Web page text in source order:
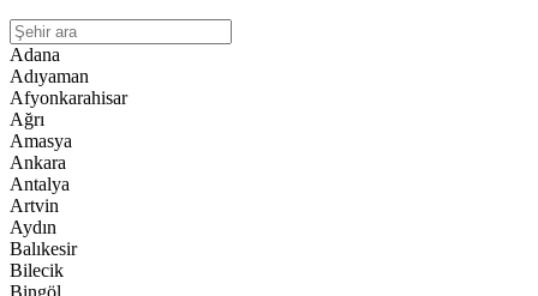
Adana
Adıyaman
Afyonkarahisar
Ağrı
Amasya
Ankara
Antalya
Artvin
Aydın
Balıkesir
Bilecik
Bingöl